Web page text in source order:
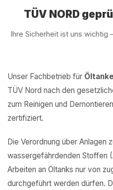
TÜV NORD
Ihre Sicherheit ist uns wichtig
Unser Fachbetrieb für
TÜV Nord nach den
zum Reinigen und
zertifiziert.
Die Verordnung über Anlagen
wassergefährdenden Stoffen
Arbeiten an Öltanks nur von
durchgeführt werden dürfen.